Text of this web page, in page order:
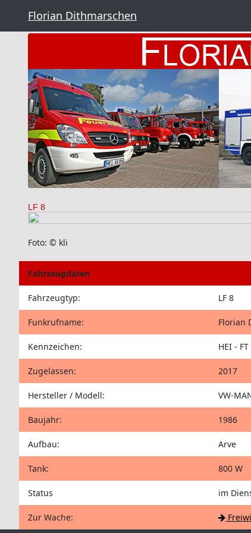
Florian Dithmarschen
LF 8
Foto: © kli
Fahrzeugdaten
Fahrzeugtyp: LF 8
Funkrufname: Florian
Kennzeichen: HEI -
Zugelassen: 2017
Hersteller / Modell: VW-
Baujahr: 1986
Aufbau: Arve
Tank: 800 W
Status im
Zur Wache: